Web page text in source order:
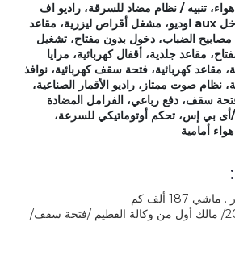
تنبيه / نظام مضاد للسرقة، راديو اف
ام، مدخل aux اوديو، مشغل أقراص ليزرية، مقاعد
مصابيح الضباب، دخول بدون مفتاح، تشغيل
مقاعد جلدية، أقفال كهربائية، مرايا
مقاعد كهربائية، فتحة سقف كهربائية، نوافذ
نظام صوت ممتاز، راديو الأقمار الصناعية،
سقف، دفع رباعي، الفرامل المضادة
أى بي إس، تحكم أوتوماتيكي للسرعة،
أمامية
7 مقاعد جلد/ موديل 2012/ مالك أول من وكالة الفطيم /فتحة سقف/